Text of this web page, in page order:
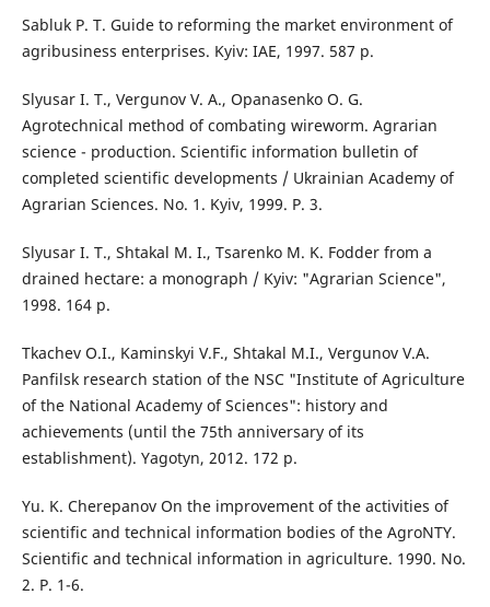
Sabluk P. T. Guide to reforming the market environment of
agribusiness enterprises. Kyiv: IAE, 1997. 587 p.
Slyusar I. T., Vergunov V. A., Opanasenko O. G.
Agrotechnical method of combating wireworm. Agrarian
science - production. Scientific information bulletin of
completed scientific developments / Ukrainian Academy of
Agrarian Sciences. No. 1. Kyiv, 1999. P. 3.
Slyusar I. T., Shtakal M. I., Tsarenko M. K. Fodder from a
drained hectare: a monograph / Kyiv: "Agrarian Science",
1998. 164 p.
Tkachev O.I., Kaminskyi V.F., Shtakal M.I., Vergunov V.A.
Panfilsk research station of the NSC "Institute of Agriculture
of the National Academy of Sciences": history and
achievements (until the 75th anniversary of its
establishment). Yagotyn, 2012. 172 p.
Yu. K. Cherepanov On the improvement of the activities of
scientific and technical information bodies of the AgroNTY.
Scientific and technical information in agriculture. 1990. No.
2. P. 1-6.